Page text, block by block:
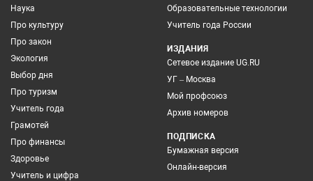
Наука
Про культуру
Про закон
Экология
Выбор дня
Про туризм
Учитель года
Грамотей
Про финансы
Здоровье
Учитель и цифра
Образовательные технологии
Учитель года России
ИЗДАНИЯ
Сетевое издание UG.RU
УГ – Москва
Мой профсоюз
Архив номеров
ПОДПИСКА
Бумажная версия
Онлайн-версия